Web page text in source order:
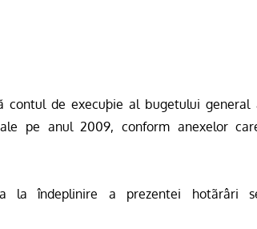
contul de execuþie al bugetului general
pe anul 2009, conform anexelor
la îndeplinire a prezentei hotãrâri